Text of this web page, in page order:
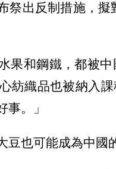
祭出反制措施，
果和鋼鐵，都被中
紡織品也被納入
事。」
豆也可能成為中國